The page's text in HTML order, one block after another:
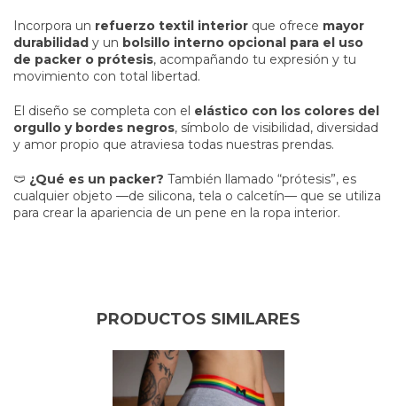
Incorpora un refuerzo textil interior que ofrece mayor
durabilidad y un bolsillo interno opcional para el uso
de packer o prótesis, acompañando tu expresión y tu
movimiento con total libertad.
El diseño se completa con el elástico con los colores del
orgullo y bordes negros, símbolo de visibilidad, diversidad
y amor propio que atraviesa todas nuestras prendas.
🩲 ¿Qué es un packer? También llamado “prótesis”, es
cualquier objeto —de silicona, tela o calcetín— que se utiliza
para crear la apariencia de un pene en la ropa interior.
PRODUCTOS SIMILARES